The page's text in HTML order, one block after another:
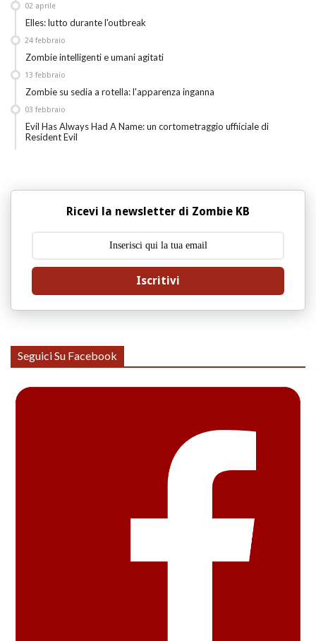
Elles: lutto durante l'outbreak
02 aprile
Zombie intelligenti e umani agitati
24 febbraio
Zombie su sedia a rotella: l'apparenza inganna
13 febbraio
Evil Has Always Had A Name: un cortometraggio uffiiciale di
Resident Evil
03 febbraio
Ricevi la newsletter di Zombie KB
Iscritivi
Seguici Su Facebook